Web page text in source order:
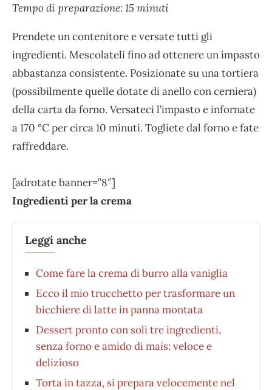
Tempo di preparazione: 15 minuti
Prendete un contenitore e versate tutti gli
ingredienti. Mescolateli fino ad ottenere un impasto
abbastanza consistente. Posizionate su una tortiera
(possibilmente quelle dotate di anello con cerniera)
della carta da forno. Versateci l’impasto e infornate
a 170 °C per circa 10 minuti. Togliete dal forno e fate
raffreddare.
[adrotate banner=”8″]
Ingredienti per la crema
Leggi anche
Come fare la crema di burro alla vaniglia
Ecco il mio trucchetto per trasformare un
bicchiere di latte in panna montata
Dessert pronto con soli tre ingredienti,
senza forno e amido di mais: veloce e
delizioso
Torta in tazza, si prepara velocemente nel